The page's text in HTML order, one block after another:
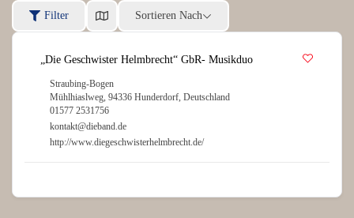
Filter
Sortieren Nach
„Die Geschwister Helmbrecht“ GbR- Musikduo
Straubing-Bogen
Mühlhiaslweg, 94336 Hunderdorf, Deutschland
01577 2531756
kontakt@dieband.de
http://www.diegeschwisterhelmbrecht.de/